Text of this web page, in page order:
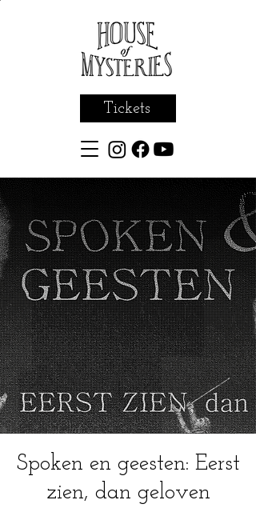
Tickets
Spoken en geesten: Eerst
zien, dan geloven